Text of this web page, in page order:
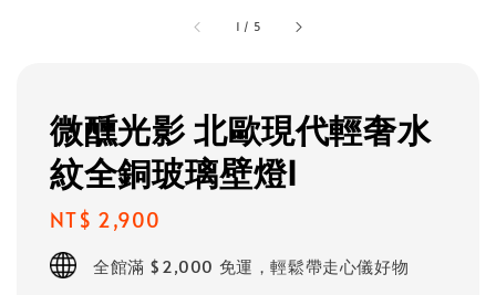
1 / 5
微醺光影 北歐現代輕奢水
紋全銅玻璃壁燈I
Regular
price
NT$ 2,900
全館滿 $2,000 免運，輕鬆帶走心儀好物